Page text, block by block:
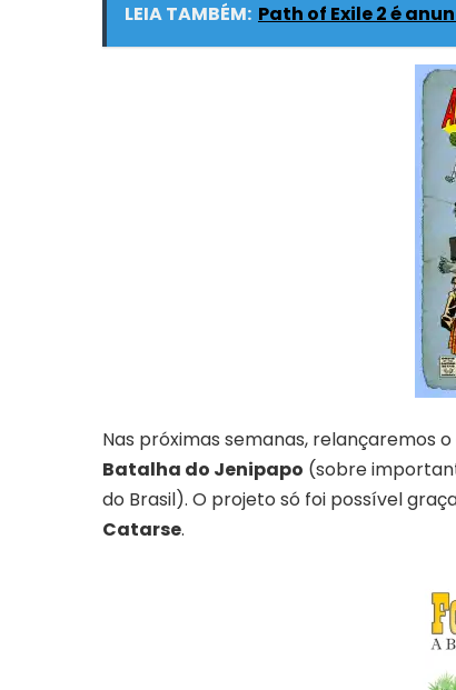
LEIA TAMBÉM: Path of Exile 2 é
Nas próximas semanas, relançaremos
Batalha do Jenipapo (sobre
do Brasil). O projeto só foi possível
Catarse.